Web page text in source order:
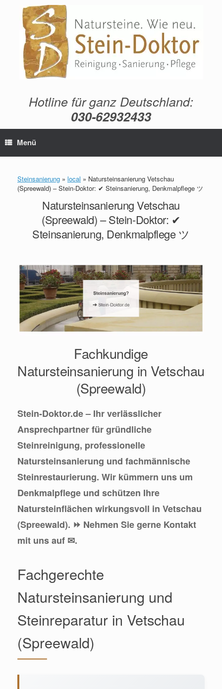
springen
Hotline für ganz Deutschland:
030-62932433
Menü
Steinsanierung » local » Natursteinsanierung Vetschau
(Spreewald) – Stein-Doktor: ✔ Steinsanierung, Denkmalpflege ツ
Natursteinsanierung Vetschau
(Spreewald) – Stein-Doktor: ✔
Steinsanierung, Denkmalpflege ツ
Fachkundige
Natursteinsanierung in Vetschau
(Spreewald)
Stein-Doktor.de – Ihr verlässlicher
Ansprechpartner für gründliche
Steinreinigung, professionelle
Natursteinsanierung und fachmännische
Steinrestaurierung. Wir kümmern uns um
Denkmalpflege und schützen Ihre
Natursteinflächen wirkungsvoll in Vetschau
(Spreewald). ⏩ Nehmen Sie gerne Kontakt
mit uns auf ✉.
Fachgerechte
Natursteinsanierung und
Steinreparatur in Vetschau
(Spreewald)